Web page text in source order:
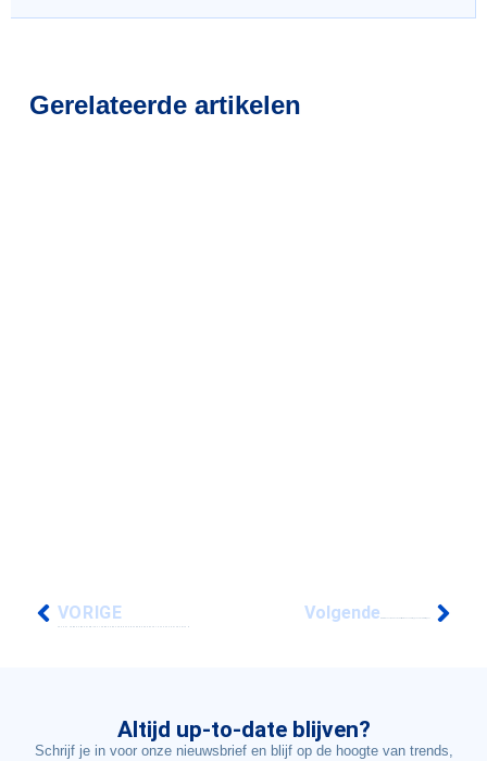
Gerelateerde artikelen
VORIGE Volgende
Altijd up-to-date blijven?
Schrijf je in voor onze nieuwsbrief en blijf op de hoogte van trends,